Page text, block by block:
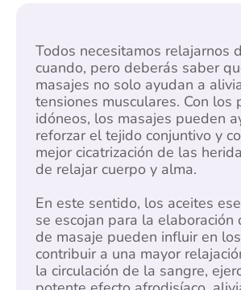
Todos necesitamos relajarnos
cuando, pero deberás saber
masajes no solo ayudan a
tensiones musculares. Con los
idóneos, los masajes pueden
reforzar el tejido conjuntivo y
mejor cicatrización de las
de relajar cuerpo y alma.
En este sentido, los aceites
se escojan para la elaboración
de masaje pueden influir en
contribuir a una mayor
la circulación de la sangre,